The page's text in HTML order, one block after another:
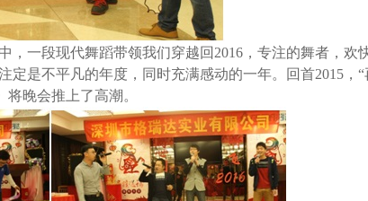
，一段现代舞蹈带领我们穿越回 2016 ，专注的舞者，欢
定是不平凡的年度，同时充满感动的一年。回首2015 ，
晚会推上了高潮。